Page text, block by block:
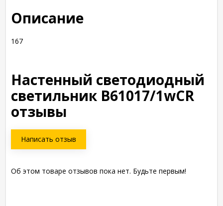
Описание
167
Настенный светодиодный
светильник B61017/1wCR
отзывы
Написать отзыв
Об этом товаре отзывов пока нет. Будьте первым!